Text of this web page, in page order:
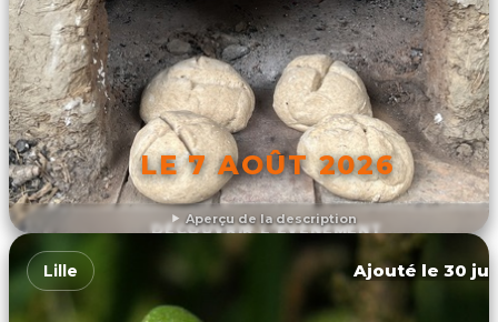
Aperçu de la description
LE 7 AOÛT 2026
DÉCOUVRIR L'ÉVÉNEMENT
Lille Ajouté le 30